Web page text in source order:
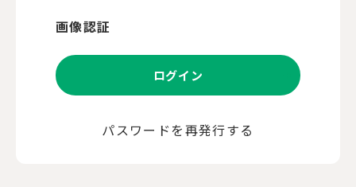
画像認証
ログイン
パスワードを再発行する